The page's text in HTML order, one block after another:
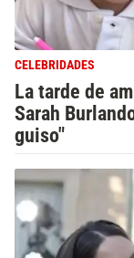
CELEBRIDADES
La tarde de
Sarah
guiso"